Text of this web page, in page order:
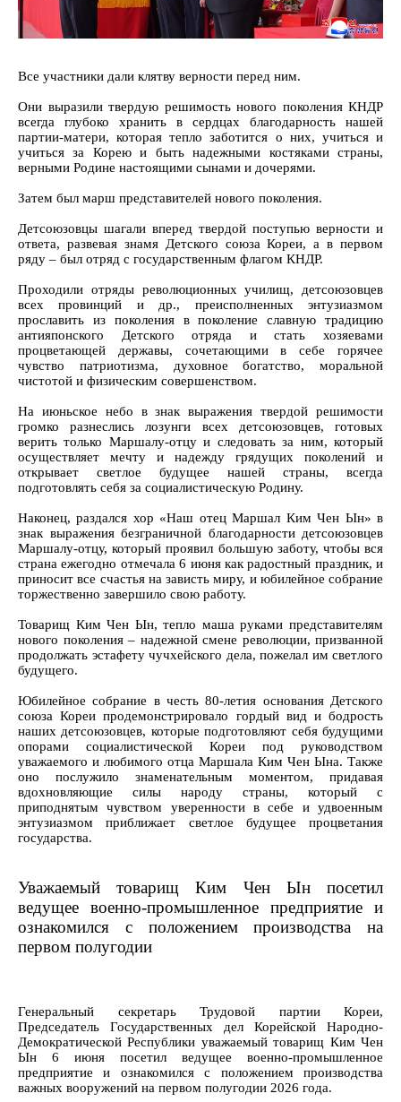
Все участники дали клятву верности перед ним.
Они выразили твердую решимость нового поколения КНДР
всегда глубоко хранить в сердцах благодарность нашей
партии-матери, которая тепло заботится о них, учиться и
учиться за Корею и быть надежными костяками страны,
верными Родине настоящими сынами и дочерями.
Затем был марш представителей нового поколения.
Детсоюзовцы шагали вперед твердой поступью верности и
ответа, развевая знамя Детского союза Кореи, а в первом
ряду – был отряд с государственным флагом КНДР.
Проходили отряды революционных училищ, детсоюзовцев
всех провинций и др., преисполненных энтузиазмом
прославить из поколения в поколение славную традицию
антияпонского Детского отряда и стать хозяевами
процветающей державы, сочетающими в себе горячее
чувство патриотизма, духовное богатство, моральной
чистотой и физическим совершенством.
На июньское небо в знак выражения твердой решимости
громко разнеслись лозунги всех детсоюзовцев, готовых
верить только Маршалу-отцу и следовать за ним, который
осуществляет мечту и надежду грядущих поколений и
открывает светлое будущее нашей страны, всегда
подготовлять себя за социалистическую Родину.
Наконец, раздался хор «Наш отец Маршал Ким Чен Ын» в
знак выражения безграничной благодарности детсоюзовцев
Маршалу-отцу, который проявил большую заботу, чтобы вся
страна ежегодно отмечала 6 июня как радостный праздник, и
приносит все счастья на зависть миру, и юбилейное собрание
торжественно завершило свою работу.
Товарищ Ким Чен Ын, тепло маша руками представителям
нового поколения – надежной смене революции, призванной
продолжать эстафету чучхейского дела, пожелал им светлого
будущего.
Юбилейное собрание в честь 80-летия основания Детского
союза Кореи продемонстрировало гордый вид и бодрость
наших детсоюзовцев, которые подготовляют себя будущими
опорами социалистической Кореи под руководством
уважаемого и любимого отца Маршала Ким Чен Ына. Также
оно послужило знаменательным моментом, придавая
вдохновляющие силы народу страны, который с
приподнятым чувством уверенности в себе и удвоенным
энтузиазмом приближает светлое будущее процветания
государства.
Уважаемый товарищ Ким Чен Ын посетил
ведущее военно-промышленное предприятие и
ознакомился с положением производства на
первом полугодии
Генеральный секретарь Трудовой партии Кореи,
Председатель Государственных дел Корейской Народно-
Демократической Республики уважаемый товарищ Ким Чен
Ын 6 июня посетил ведущее военно-промышленное
предприятие и ознакомился с положением производства
важных вооружений на первом полугодии 2026 года.